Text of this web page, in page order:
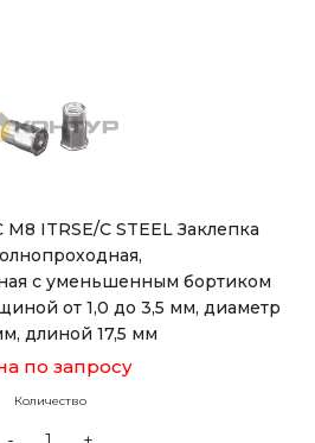
ITRSE/C STEEL Заклепка
с уменьшенным бортиком
от 1,0 до 3,5 мм, диаметр
длиной 17,5 мм
по запросу
Количество